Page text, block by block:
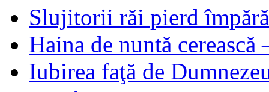
Slujitorii răi pierd
Haina de nuntă
Iubirea faţă de